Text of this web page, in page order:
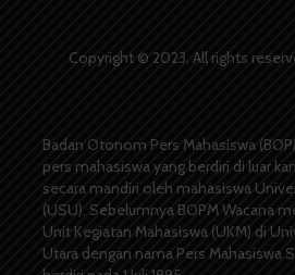
Copyright © 2023. All rights
Badan Otonom Pers Mahasiswa
pers mahasiswa yang berdiri di luar
secara mandiri oleh mahasiswa
(USU). Sebelumnya BOPM Wacana
Unit Kegiatan Mahasiswa (UKM) di
Utara dengan nama Pers Mahasiswa